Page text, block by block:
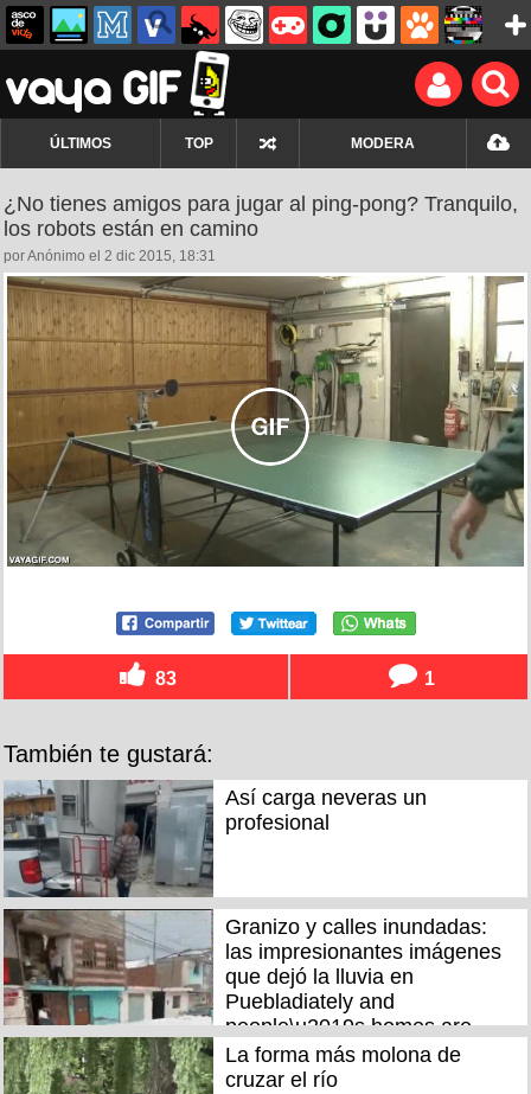
ÚLTIMOS TOP MODERA
¿No tienes amigos para jugar al ping-pong? Tranquilo,
los robots están en camino
por Anónimo el 2 dic 2015, 18:31
83 1
También te gustará:
Así carga neveras un
profesional
Granizo y calles inundadas:
las impresionantes imágenes
que dejó la lluvia en
Puebladiately and
people\u2019s homes are
getting flooded
La forma más molona de
cruzar el río